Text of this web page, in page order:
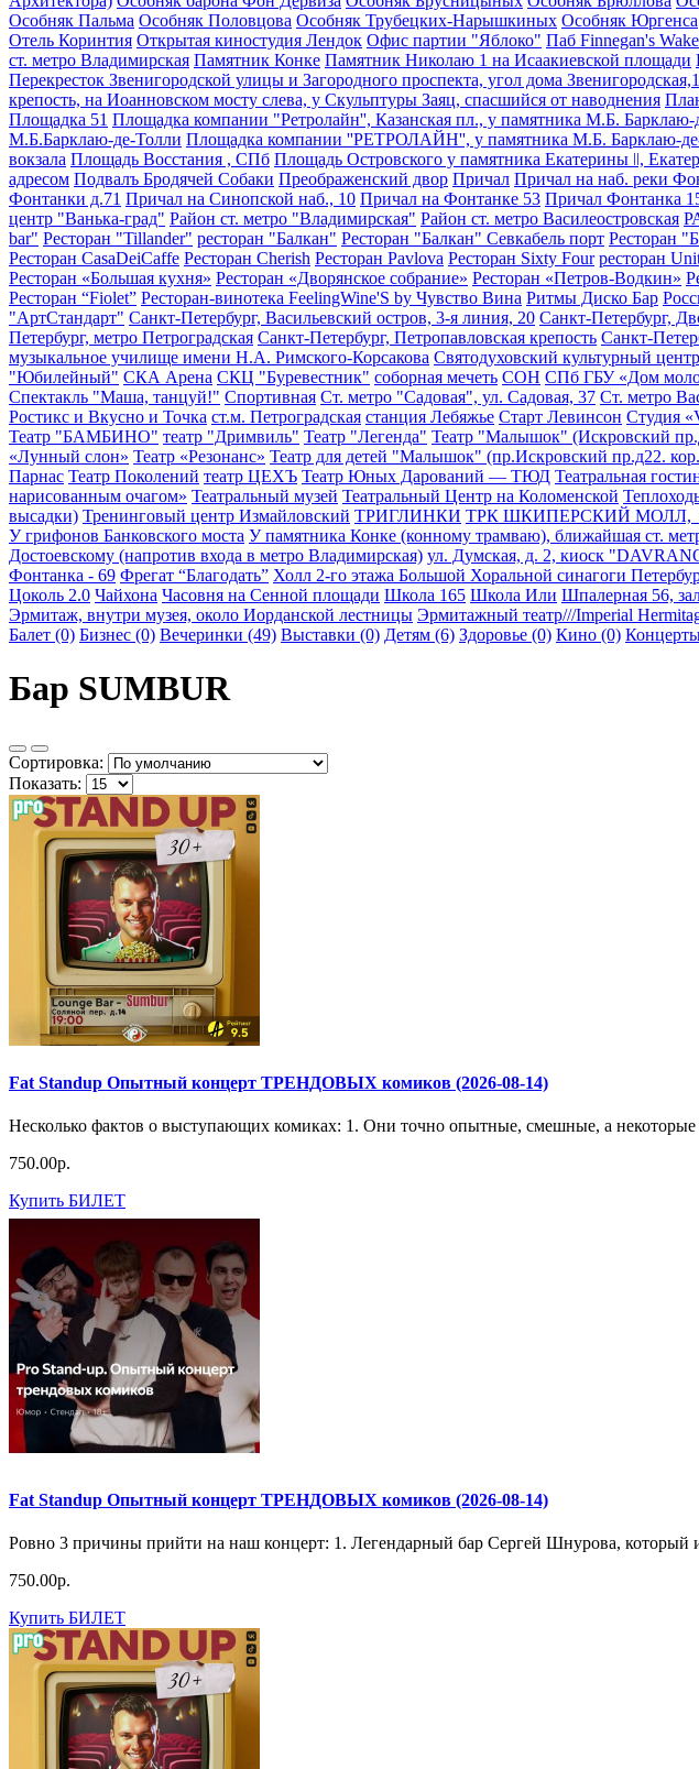
Особняк Пальма Особняк Половцова Особняк Трубецких-Нарышкиных Особняк Юргенса
Отель Коринтия Открытая киностудия Лендок Офис партии "Яблоко" Паб Finnegan's
ст. метро Владимирская Памятник Конке Памятник Николаю 1 на Исаакиевской площади
Перекресток Звенигородской улицы и Загородного проспекта, угол дома
крепость, на Иоанновском мосту слева, у Скульптуры Заяц, спасшийся от наводнения
Площадка 51 Площадка компании "Ретролайн'', Казанская пл., у памятника М.Б. Барклаю-
М.Б.Барклаю-де-Толли Площадка компании ''РЕТРОЛАЙН'', у памятника М.Б. Барклаю-де-
вокзала Площадь Восстания , СПб Площадь Островского у памятника Екатерины ǀǀ,
адресом Подвалъ Бродячей Собаки Преображенский двор Причал Причал на наб. реки
Фонтанки д.71 Причал на Синопской наб., 10 Причал на Фонтанке 53 Причал Фонтанка
центр "Ванька-град" Район ст. метро "Владимирская" Район ст. метро Василеостровская
bar" Ресторан "Tillander" ресторан "Балкан" Ресторан "Балкан" Севкабель порт Ресторан
Ресторан CasaDeiCaffe Ресторан Cherish Ресторан Pavlova Ресторан Sixty Four ресторан
Ресторан «Большая кухня» Ресторан «Дворянское собрание» Ресторан «Петров-Водкин»
Ресторан “Fiolet” Ресторан-винотека FeelingWine'S by Чувство Вина Ритмы Диско Бар
"АртСтандарт" Санкт-Петербург, Васильевский остров, 3-я линия, 20 Санкт-Петербург,
Петербург, метро Петроградская Санкт-Петербург, Петропавловская крепость Санкт-
музыкальное училище имени Н.А. Римского-Корсакова Святодуховский культурный
"Юбилейный" СКА Арена СКЦ "Буревестник" соборная мечеть СОН СПб ГБУ «Дом
Спектакль "Маша, танцуй!" Спортивная Ст. метро "Садовая", ул. Садовая, 37 Ст. метро
Ростикс и Вкусно и Точка ст.м. Петроградская станция Лебяжье Старт Левинсон Студия
Театр "БАМБИНО" театр "Дримвиль" Театр "Легенда" Театр "Малышок" (Искровский
«Лунный слон» Театр «Резонанс» Театр для детей "Малышок" (пр.Искровский пр.д22.
Парнас Театр Поколений театр ЦЕХЪ Театр Юных Дарований — ТЮД Театральная
нарисованным очагом» Театральный музей Театральный Центр на Коломенской
высадки) Тренинговый центр Измайловский ТРИГЛИНКИ ТРК ШКИПЕРСКИЙ МОЛЛ,
У грифонов Банковского моста У памятника Конке (конному трамваю), ближайшая ст.
Достоевскому (напротив входа в метро Владимирская) ул. Думская, д. 2, киоск
Фонтанка - 69 Фрегат “Благодать” Холл 2-го этажа Большой Хоральной синагоги
Цоколь 2.0 Чайхона Часовня на Сенной площади Школа 165 Школа Или Шпалерная 56,
Эрмитаж, внутри музея, около Иорданской лестницы Эрмитажный театр///Imperial
Балет (0) Бизнес (0) Вечеринки (49) Выставки (0) Детям (6) Здоровье (0) Кино (0)
Бар SUMBUR
Сортировка:
Показать:
Fat Standup Опытный концерт ТРЕНДОВЫХ комиков (2026-08-14)
Несколько фактов о выступающих комиках: 1. Они точно опытные, смешные, а
750.00р.
Купить БИЛЕТ
Fat Standup Опытный концерт ТРЕНДОВЫХ комиков (2026-08-14)
Ровно 3 причины прийти на наш концерт: 1. Легендарный бар Сергей Шнурова, который
750.00р.
Купить БИЛЕТ